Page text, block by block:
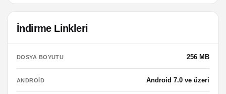
İndirme Linkleri
DOSYA BOYUTU 256 MB
ANDROID Android 7.0 ve üzeri